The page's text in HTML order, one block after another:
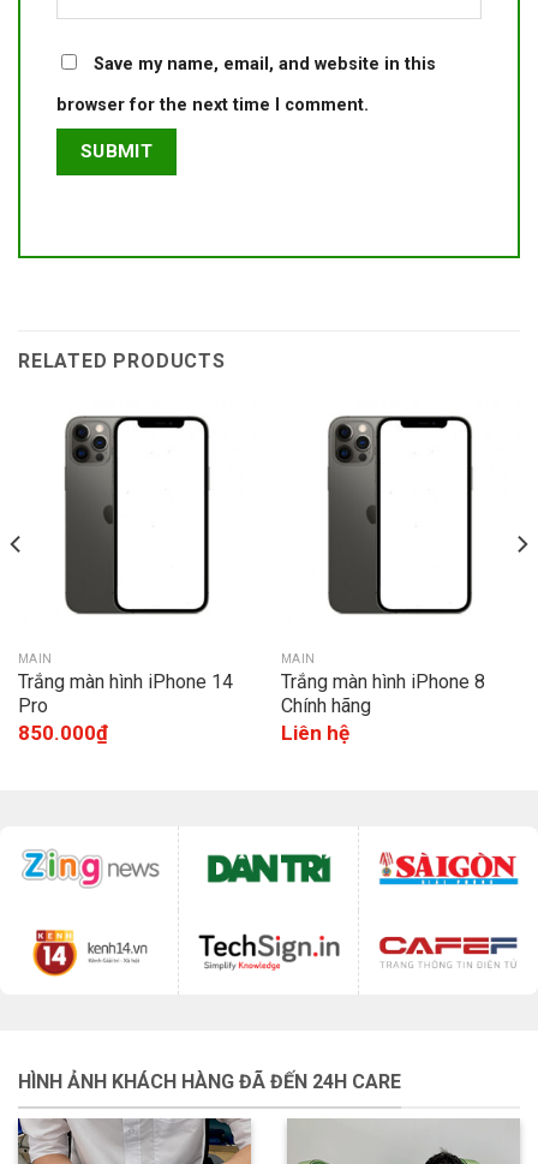
Save my name, email, and website in this
browser for the next time I comment.
RELATED PRODUCTS
MAIN
Trắng màn hình iPhone 14
Pro
850.000₫
MAIN
Trắng màn hình iPhone 8
Chính hãng
Liên hệ
HÌNH ẢNH KHÁCH HÀNG ĐÃ ĐẾN 24H CARE